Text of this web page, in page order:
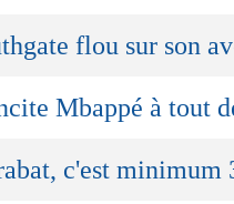
flou sur son
Mbappé à tout
c'est minimum